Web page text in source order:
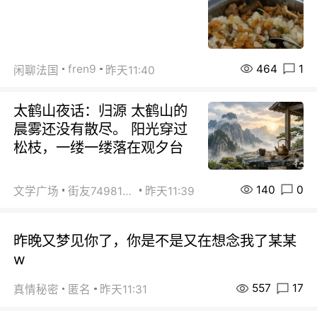
闲聊法国 fren9 昨天11:40 464 1
太鹤山夜话：归源 太鹤山的
晨雾还没有散尽。 阳光穿过
松枝，一缕一缕落在观夕台
文学广场 街友74981146 昨天11:39 140 0
昨晚又梦见你了，你是不是又在想念我了某某
w
真情秘密 匿名 昨天11:31 557 17